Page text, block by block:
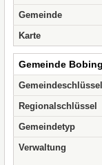
Gemeinde
Karte
Gemeinde
Gemeindeschlüssel
Regionalschlüssel
Gemeindetyp
Verwaltung